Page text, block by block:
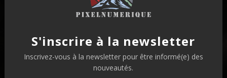
S'inscrire à la newsletter
Inscrivez-vous à la newsletter pour être informé(e) des
nouveautés.